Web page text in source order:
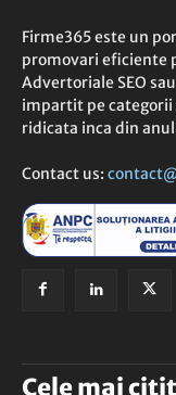
Firme365 este un
promovari eficiente
Advertoriale SEO
impartit pe
ridicata inca din
Contact us:
Cele mai